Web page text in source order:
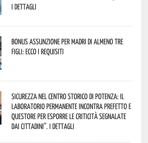
I dettagli
Bonus assunzione per madri di almeno tre
figli: ecco i requisiti
Sicurezza nel Centro Storico di Potenza: il
Laboratorio Permanente incontra Prefetto e
Questore per esporre le criticità segnalate
dai cittadini”. I dettagli